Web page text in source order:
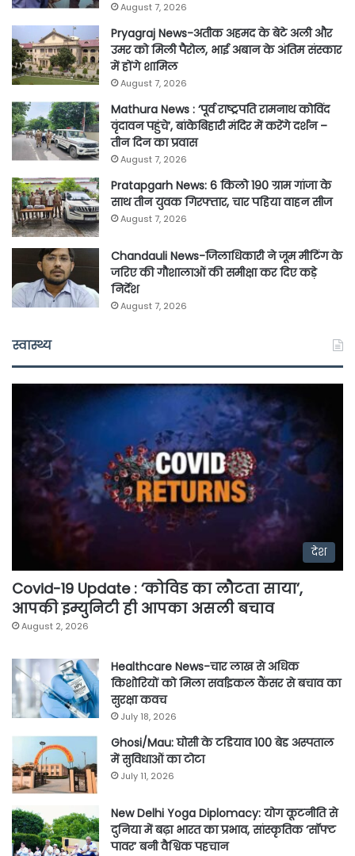
August 7, 2026
Pryagraj News-अतीक अहमद के बेटे अली और
उमर को मिली पैरोल, भाई अबान के अंतिम संस्कार
में होंगे शामिल
August 7, 2026
Mathura News : ‘पूर्व राष्ट्रपति रामनाथ कोविंद
वृंदावन पहुंचे’, बांकेबिहारी मंदिर में करेंगे दर्शन –
तीन दिन का प्रवास
August 7, 2026
Pratapgarh News: 6 किलो 190 ग्राम गांजा के
साथ तीन युवक गिरफ्तार, चार पहिया वाहन सीज
August 7, 2026
Chandauli News-जिलाधिकारी ने जूम मीटिंग के
जरिए की गौशालाओं की समीक्षा कर दिए कड़े
निर्देश
August 7, 2026
स्वास्थ्य
देश
Covid-19 Update : ‘कोविड का लौटता साया’,
आपकी इम्युनिटी ही आपका असली बचाव
August 2, 2026
Healthcare News-चार लाख से अधिक
किशोरियों को मिला सर्वाइकल कैंसर से बचाव का
सुरक्षा कवच
July 18, 2026
Ghosi/Mau: घोसी के टडियाव 100 बेड अस्पताल
में सुविधाओं का टोटा
July 11, 2026
New Delhi Yoga Diplomacy: योग कूटनीति से
दुनिया में बढ़ा भारत का प्रभाव, सांस्कृतिक ‘सॉफ्ट
पावर’ बनी वैश्विक पहचान